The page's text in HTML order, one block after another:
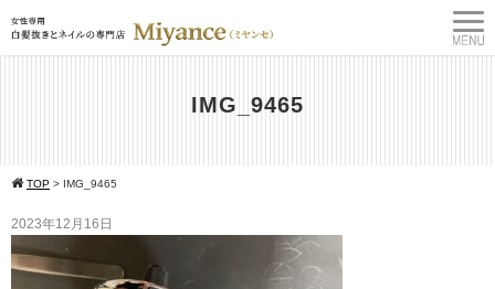
IMG_9465
TOP > IMG_9465
2023年12月16日